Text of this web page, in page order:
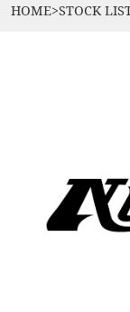
HOME>STOCK